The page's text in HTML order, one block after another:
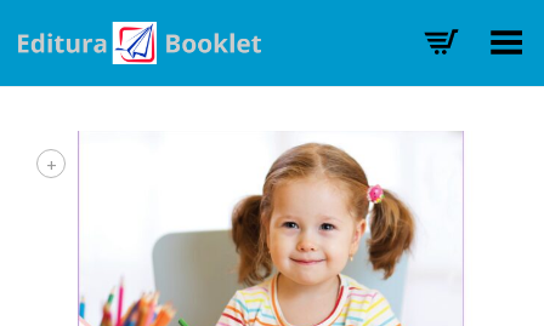
Toggle Menu
+